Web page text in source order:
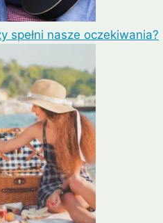
spełni nasze oczekiwania?